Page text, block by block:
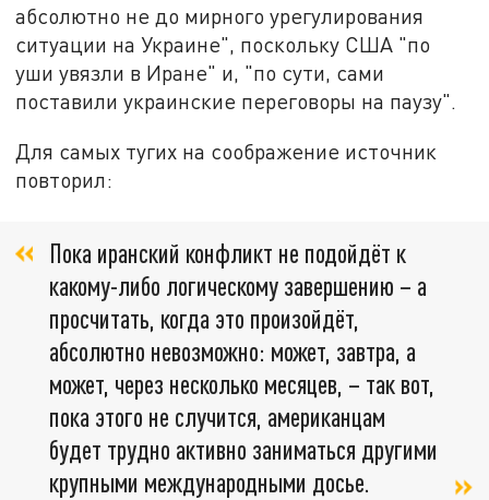
абсолютно не до мирного урегулирования
ситуации на Украине", поскольку США "по
уши увязли в Иране" и, "по сути, сами
поставили украинские переговоры на паузу".
Для самых тугих на соображение источник
повторил:
Пока иранский конфликт не подойдёт к
какому-либо логическому завершению – а
просчитать, когда это произойдёт,
абсолютно невозможно: может, завтра, а
может, через несколько месяцев, – так вот,
пока этого не случится, американцам
будет трудно активно заниматься другими
крупными международными досье.